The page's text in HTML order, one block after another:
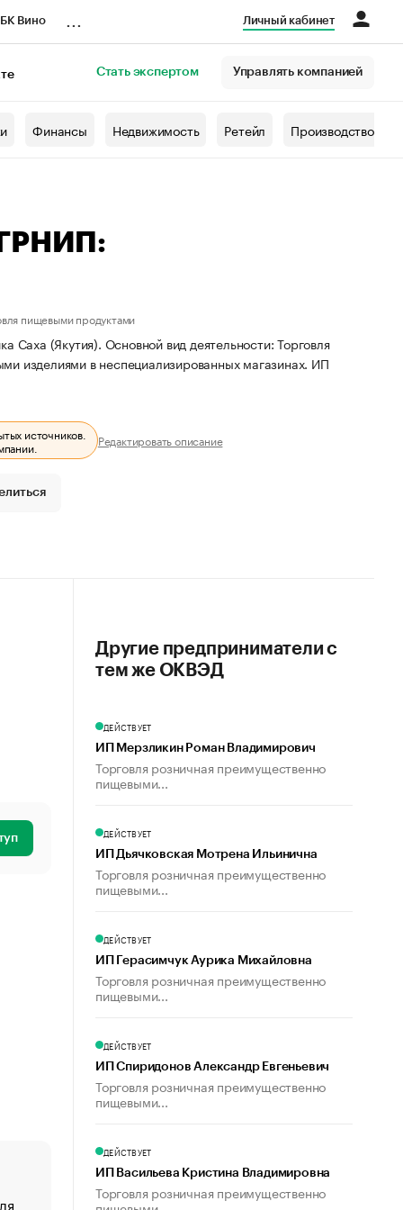
Вино Личный кабинет
Стать экспертом Управлять компанией
Финансы Недвижимость Ретейл Производство
пищевыми продуктами
(Якутия). Основной вид деятельности: Торговля
изделиями в неспециализированных магазинах. ИП
источников.
Редактировать описание
«От спорта тело стареет иначе». Как живет глава
Другие предприниматели с
тем же ОКВЭД
ДЕЙСТВУЕТ
ИП Мерзликин Роман Владимирович
Торговля розничная преимущественно
пищевыми...
ДЕЙСТВУЕТ
ИП Дьячковская Мотрена Ильинична
Торговля розничная преимущественно
пищевыми...
ДЕЙСТВУЕТ
ИП Герасимчук Аурика Михайловна
Торговля розничная преимущественно
пищевыми...
ДЕЙСТВУЕТ
ИП Спиридонов Александр Евгеньевич
Торговля розничная преимущественно
пищевыми...
ДЕЙСТВУЕТ
ИП Васильева Кристина Владимировна
Торговля розничная преимущественно